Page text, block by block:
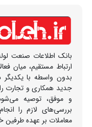
بانک اطلاعات صنعت
ارتباط مستقیم، میان
بدون واسطه با
جدید همکاری و تجارت
و موفق، توصیه
بررسی‌های لازم را
معاملات بر عهده طرفین